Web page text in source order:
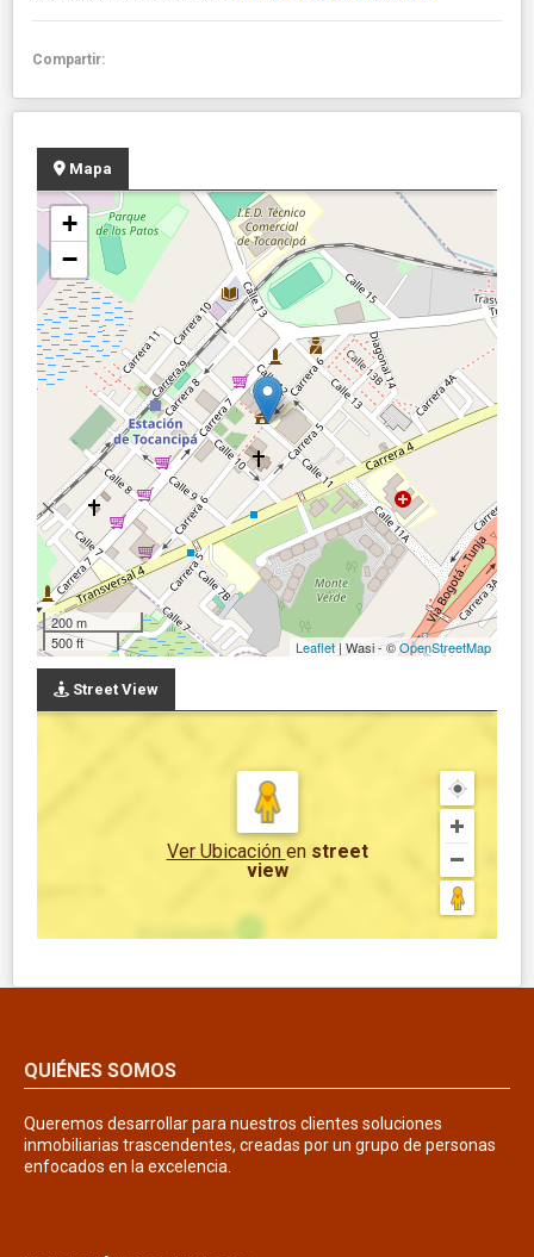
Compartir:
Mapa
+
−
200 m
500 ft
Leaflet | Wasi - ©OpenStreetMap
Street View
Ver Ubicación en street
view
QUIÉNES SOMOS
Queremos desarrollar para nuestros clientes soluciones
inmobiliarias trascendentes, creadas por un grupo de personas
enfocados en la excelencia.